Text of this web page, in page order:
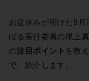
お盆休みが明けた8
ぼる実行委員の尾上
の注目ポイント を教
で、紹介します。